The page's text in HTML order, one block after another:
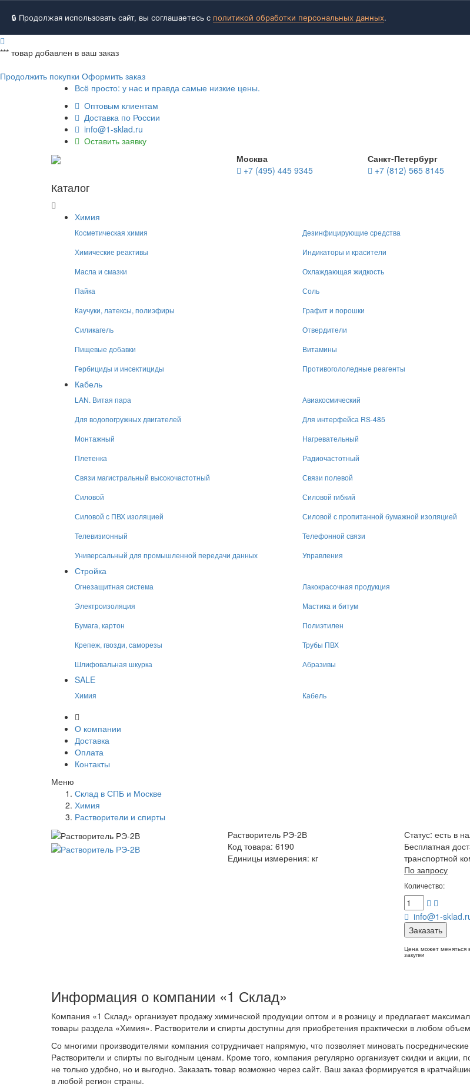
🔒 Продолжая использовать сайт, вы соглашаетесь с политикой обработки персональных данных.
*** товар добавлен в ваш заказ
Продолжить покупки Оформить заказ
Всё просто: у нас и правда самые низкие цены.
Оптовым клиентам
Доставка по России
info@1-sklad.ru
Оставить заявку
Москва
+7 (495) 445 9345
Санкт-Петербург
+7 (812) 565 8145
Каталог
Химия
Косметическая химия Дезинфицирующие средства
Химические реактивы
Индикаторы и красители
Масла и смазки
Охлаждающая жидкость
Пайка
Соль
Каучуки, латексы, полиэфиры
Графит и порошки
Силикагель
Отвердители
Пищевые добавки
Витамины
Гербициды и инсектициды
Противогололедные реагенты
Кабель
LAN. Витая пара Авиакосмический
Для водопогружных двигателей
Для интерфейса RS-485
Монтажный
Нагревательный
Плетенка
Радиочастотный
Связи магистральный высокочастотный
Связи полевой
Силовой
Силовой гибкий
Силовой с ПВХ изоляцией
Силовой с пропитанной бумажной изоляцией
Телевизионный
Телефонной связи
Универсальный для промышленной передачи данных
Управления
Стройка
Огнезащитная система Лакокрасочная продукция
Электроизоляция
Мастика и битум
Бумага, картон
Полиэтилен
Крепеж, гвозди, саморезы
Трубы ПВХ
Шлифовальная шкурка
Абразивы
SALE
Химия Кабель
О компании
Доставка
Оплата
Контакты
Меню
Склад в СПБ и Москве
Химия
Растворители и спирты
Растворитель РЭ-2В
Код товара: 6190
Единицы измерения: кг
Статус: есть в
Бесплатная
транспортной
По запросу
Количество:
info@1-
Заказать
Цена может меняться
закупки
Информация о компании «1 Склад»
Компания «1 Склад» организует продажу химической продукции оптом и в розницу и предлагает
товары раздела «Химия». Растворители и спирты доступны для приобретения практически в любом
Со многими производителями компания сотрудничает напрямую, что позволяет миновать
Растворители и спирты по выгодным ценам. Кроме того, компания регулярно организует скидки и акции,
не только удобно, но и выгодно. Заказать товар возможно через сайт. Ваш заказ формируется в
в любой регион страны.